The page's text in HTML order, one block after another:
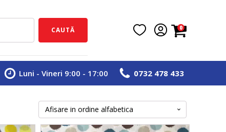
CAUTĂ 0
Luni - Vineri 9:00 - 17:00 0732 478 433